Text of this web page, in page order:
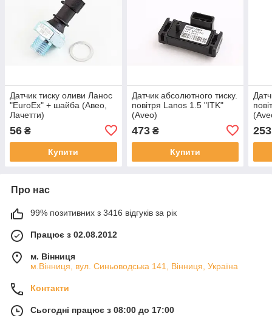
Датчик тиску оливи Ланос
"EuroEx" + шайба (Авео,
Лачетти)
56 ₴
Купити
Датчик абсолютного тиску.
повітря Lanos 1.5 "ITK"
(Aveo)
473₴
Купити
253
Про нас
99% позитивних з 3416 відгуків за рік
Працює з 02.08.2012
м. Вінниця
м.Вінниця, вул. Синьоводська 141, Вінниця, Україна
Контакти
Сьогодні працює з 08:00 до 17:00